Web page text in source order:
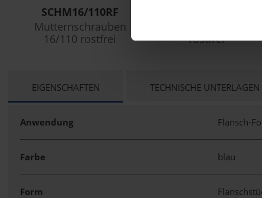
SCHM16/110RF
Mutternschrauben
16/110 rostfrei
rostfrei
CURRENT
EIGENSCHAFTEN TECHNISCHE UNTERLAGEN
Anwendung Flansch-
Farbe blau
Form